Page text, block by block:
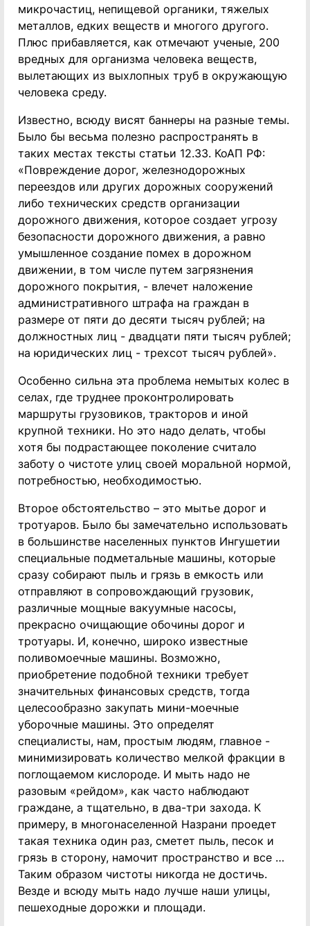
микрочастиц, непищевой органики, тяжелых
металлов, едких веществ и многого другого.
Плюс прибавляется, как отмечают ученые, 200
вредных для организма человека веществ,
вылетающих из выхлопных труб в окружающую
человека среду.
Известно, всюду висят баннеры на разные темы.
Было бы весьма полезно распространять в
таких местах тексты статьи 12.33. КоАП РФ:
«Повреждение дорог, железнодорожных
переездов или других дорожных сооружений
либо технических средств организации
дорожного движения, которое создает угрозу
безопасности дорожного движения, а равно
умышленное создание помех в дорожном
движении, в том числе путем загрязнения
дорожного покрытия, - влечет наложение
административного штрафа на граждан в
размере от пяти до десяти тысяч рублей; на
должностных лиц - двадцати пяти тысяч рублей;
на юридических лиц - трехсот тысяч рублей».
Особенно сильна эта проблема немытых колес в
селах, где труднее проконтролировать
маршруты грузовиков, тракторов и иной
крупной техники. Но это надо делать, чтобы
хотя бы подрастающее поколение считало
заботу о чистоте улиц своей моральной нормой,
потребностью, необходимостью.
Второе обстоятельство – это мытье дорог и
тротуаров. Было бы замечательно использовать
в большинстве населенных пунктов Ингушетии
специальные подметальные машины, которые
сразу собирают пыль и грязь в емкость или
отправляют в сопровождающий грузовик,
различные мощные вакуумные насосы,
прекрасно очищающие обочины дорог и
тротуары. И, конечно, широко известные
поливомоечные машины. Возможно,
приобретение подобной техники требует
значительных финансовых средств, тогда
целесообразно закупать мини-моечные
уборочные машины. Это определят
специалисты, нам, простым людям, главное -
минимизировать количество мелкой фракции в
поглощаемом кислороде. И мыть надо не
разовым «рейдом», как часто наблюдают
граждане, а тщательно, в два-три захода. К
примеру, в многонаселенной Назрани проедет
такая техника один раз, сметет пыль, песок и
грязь в сторону, намочит пространство и все …
Таким образом чистоты никогда не достичь.
Везде и всюду мыть надо лучше наши улицы,
пешеходные дорожки и площади.